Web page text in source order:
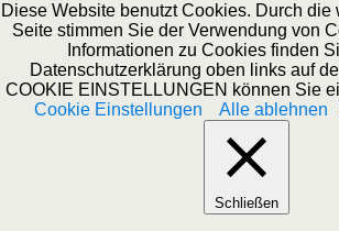
Diese Website benutzt Cookies. Durch die
Seite stimmen Sie der Verwendung von
Informationen zu Cookies finden
Datenschutzerklärung oben links auf
COOKIE EINSTELLUNGEN können Sie
Cookie Einstellungen
Alle ablehnen
Schließen